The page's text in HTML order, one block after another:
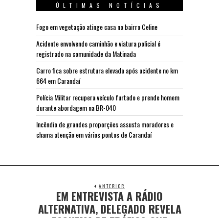
ÚLTIMAS NOTÍCIAS
Fogo em vegetação atinge casa no bairro Celine
Acidente envolvendo caminhão e viatura policial é
registrado na comunidade da Matinada
Carro fica sobre estrutura elevada após acidente no km
664 em Carandaí
Polícia Militar recupera veículo furtado e prende homem
durante abordagem na BR-040
Incêndio de grandes proporções assusta moradores e
chama atenção em vários pontos de Carandaí
ANTERIOR
EM ENTREVISTA A RÁDIO
ALTERNATIVA, DELEGADO REVELA